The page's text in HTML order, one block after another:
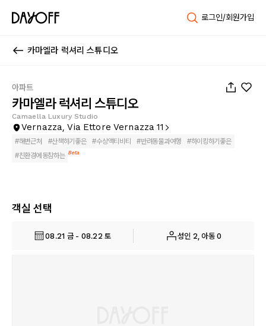
로그인/회원가입
카마엘라 럭셔리 스튜디오
아파트
카마엘라 럭셔리 스튜디오
Camaella Luxury Studio
Vernazza, Via Ettore Vernazza 11
#해변근처 #산책하기좋은 #수상액티비티 #반려동물과여행 #하이킹하기좋은
#친환경에동참하는 Beta
객실 선택
08.21 금 - 08.22 토 성인 2, 아동 0